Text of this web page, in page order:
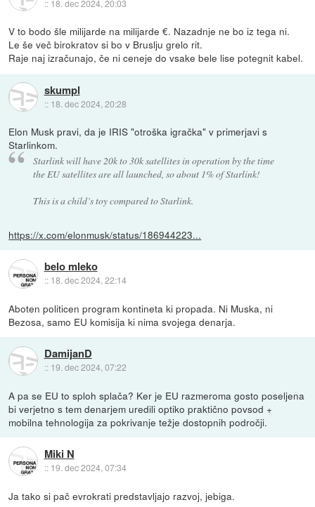
:: 18. dec 2024, 20:03
V to bodo šle milijarde na milijarde €. Nazadnje ne bo iz tega ni.
Le še več birokratov si bo v Bruslju grelo rit.
Raje naj izračunajo, če ni ceneje do vsake bele lise potegnit kabel.
skumpl
:: 18. dec 2024, 20:28
Elon Musk pravi, da je IRIS "otroška igračka" v primerjavi s
Starlinkom.
Starlink will have 20k to 30k satellites in operation by the time
the EU satellites are all launched, so about 1% of Starlink!
This is a child’s toy compared to Starlink.
https://x.com/elonmusk/status/186944223...
belo mleko
:: 18. dec 2024, 22:14
Aboten politicen program kontineta ki propada. Ni Muska, ni
Bezosa, samo EU komisija ki nima svojega denarja.
DamijanD
:: 19. dec 2024, 07:22
A pa se EU to sploh splača? Ker je EU razmeroma gosto poseljena
bi verjetno s tem denarjem uredili optiko praktično povsod +
mobilna tehnologija za pokrivanje težje dostopnih področji.
Miki N
:: 19. dec 2024, 07:34
Ja tako si pač evrokrati predstavljajo razvoj, jebiga.